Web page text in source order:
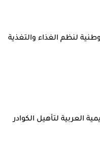
لنظم الغذاء والتغذية
العربية لتأهيل الكوادر